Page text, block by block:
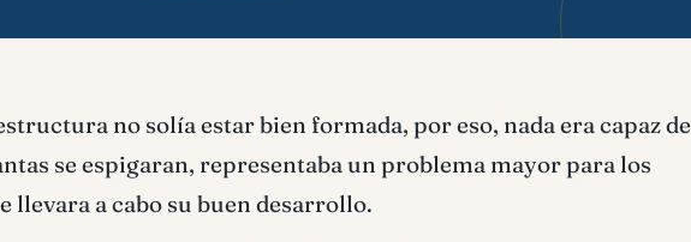
no solía estar bien formada, por eso, nada era capaz de
se espigaran, representaba un problema mayor para los
llevara a cabo su buen desarrollo.